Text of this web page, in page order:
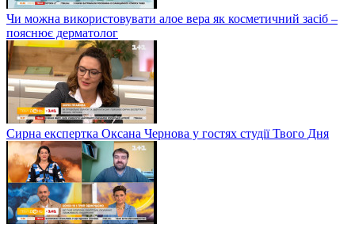
Чи можна використовувати алое вера як косметичний засіб –
пояснює дерматолог
Сирна експертка Оксана Чернова у гостях студії Твого Дня